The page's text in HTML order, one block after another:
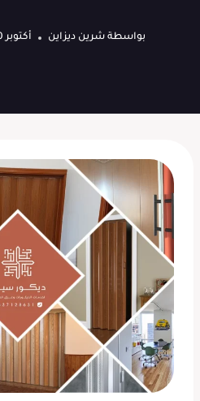
بواسطة شرين ديزاين أكتوبر 30, 2024